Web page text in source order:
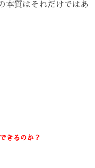
本質はそれだけではあ
きるのか？